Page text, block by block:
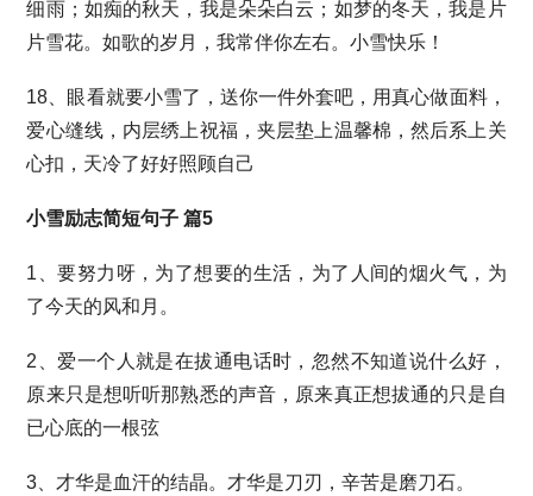
细雨；如痴的秋天，我是朵朵白云；如梦的冬天，我是片
片雪花。如歌的岁月，我常伴你左右。小雪快乐！
18、眼看就要小雪了，送你一件外套吧，用真心做面料，
爱心缝线，内层绣上祝福，夹层垫上温馨棉，然后系上关
心扣，天冷了好好照顾自己
小雪励志简短句子 篇5
1、要努力呀，为了想要的生活，为了人间的烟火气，为
了今天的风和月。
2、爱一个人就是在拔通电话时，忽然不知道说什么好，
原来只是想听听那熟悉的声音，原来真正想拔通的只是自
已心底的一根弦
3、才华是血汗的结晶。才华是刀刃，辛苦是磨刀石。